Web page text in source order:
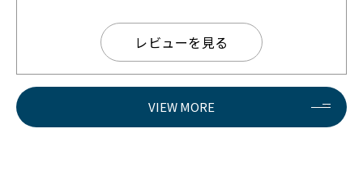
レビューを見る
VIEW MORE